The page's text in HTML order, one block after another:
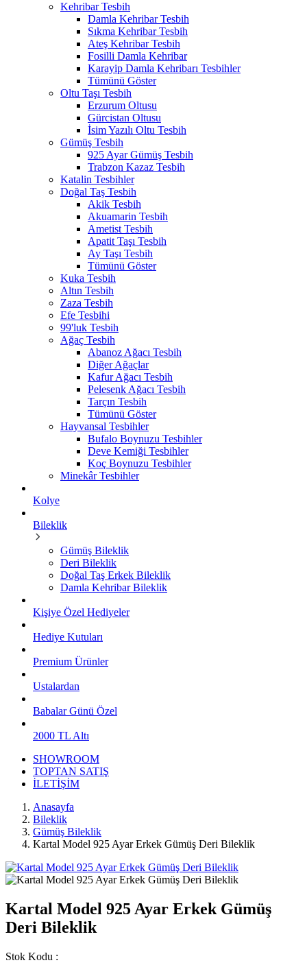
Kehribar Tesbih
Damla Kehribar Tesbih
Sıkma Kehribar Tesbih
Ateş Kehribar Tesbih
Fosilli Damla Kehribar
Karayip Damla Kehribarı Tesbihler
Tümünü Göster
Oltu Taşı Tesbih
Erzurum Oltusu
Gürcistan Oltusu
İsim Yazılı Oltu Tesbih
Gümüş Tesbih
925 Ayar Gümüş Tesbih
Trabzon Kazaz Tesbih
Katalin Tesbihler
Doğal Taş Tesbih
Akik Tesbih
Akuamarin Tesbih
Ametist Tesbih
Apatit Taşı Tesbih
Ay Taşı Tesbih
Tümünü Göster
Kuka Tesbih
Altın Tesbih
Zaza Tesbih
Efe Tesbihi
99'luk Tesbih
Ağaç Tesbih
Abanoz Ağacı Tesbih
Diğer Ağaçlar
Kafur Ağacı Tesbih
Pelesenk Ağacı Tesbih
Tarçın Tesbih
Tümünü Göster
Hayvansal Tesbihler
Bufalo Boynuzu Tesbihler
Deve Kemiği Tesbihler
Koç Boynuzu Tesbihler
Minekâr Tesbihler
Kolye
Bileklik
Gümüş Bileklik
Deri Bileklik
Doğal Taş Erkek Bileklik
Damla Kehribar Bileklik
Kişiye Özel Hediyeler
Hediye Kutuları
Premium Ürünler
Ustalardan
Babalar Günü Özel
2000 TL Altı
SHOWROOM
TOPTAN SATIŞ
İLETİŞİM
Anasayfa
Bileklik
Gümüş Bileklik
Kartal Model 925 Ayar Erkek Gümüş Deri Bileklik
Kartal Model 925 Ayar Erkek Gümüş
Deri Bileklik
Stok Kodu :